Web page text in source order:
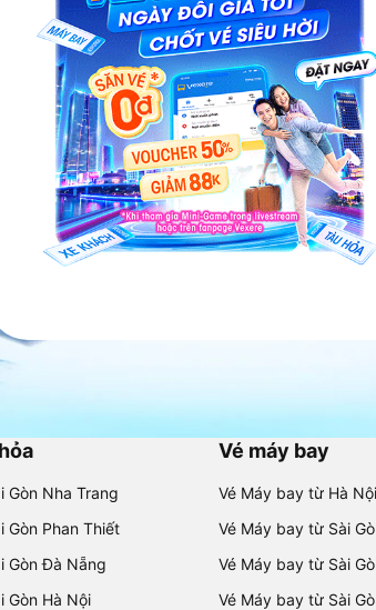
Ứng dụng đặt
Vexere - ứng dụng
cao, 5000+ tuyến
vụ thuê xe máy, xe
Ứng dụng hiển thị
người dùng so sánh
chóng và phù hợp
Tải ứng dụng
Gòn Nha Trang
Gòn Phan Thiết
Gòn Đà Nẵng
Gòn Hà Nội
Vé máy bay
Vé Máy bay từ Hà
Vé Máy bay từ Sài
Vé Máy bay từ Sài
Vé Máy bay từ Sài